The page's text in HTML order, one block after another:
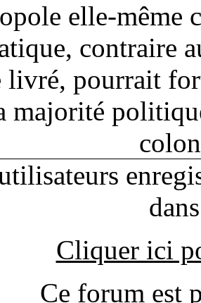
elle-même
contraire
livré, pourrait
majorité
Cliquer ici
Ce forum est